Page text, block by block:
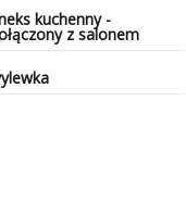
kuchenny -
z salonem